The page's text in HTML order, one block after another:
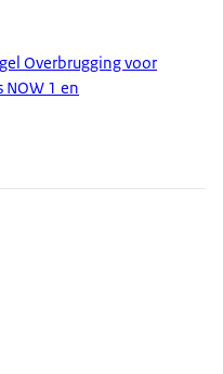
Overbrugging voor
1 en